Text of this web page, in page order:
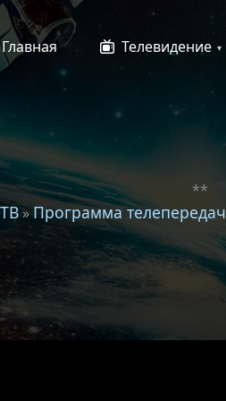
Главная Телевидение
**
»Программа телепередач